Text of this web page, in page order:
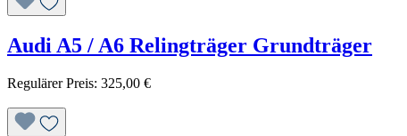
Audi A5 / A6 Relingträger Grundträger
Regulärer Preis: 325,00 €